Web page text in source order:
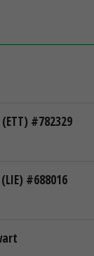
#782329
#688016